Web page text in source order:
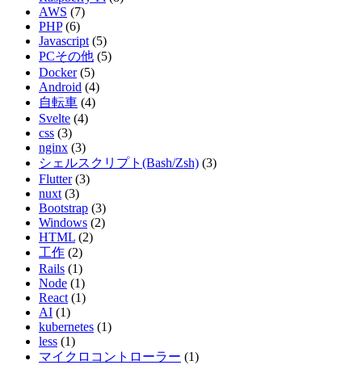
AWS (7)
PHP (6)
Javascript (5)
PCその他 (5)
Docker (5)
Android (4)
自転車 (4)
Svelte (4)
css (3)
nginx (3)
シェルスクリプト(Bash/Zsh) (3)
Flutter (3)
nuxt (3)
Bootstrap (3)
Windows (2)
HTML (2)
工作 (2)
Rails (1)
Node (1)
React (1)
AI (1)
kubernetes (1)
less (1)
マイクロコントローラー (1)